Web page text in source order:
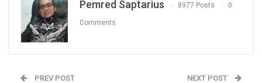
Pemred Saptarius 8977 Posts 0
Comments
PREV POST NEXT POST